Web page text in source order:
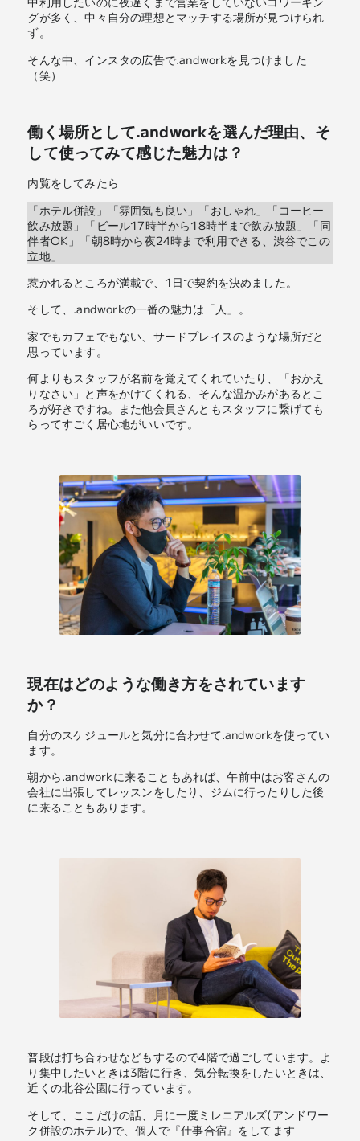
グが多く、中々自分の理想とマッチする場所が見つけられ
ず。
そんな中、インスタの広告で.andworkを見つけました
（笑）
働く場所として.andworkを選んだ理由、そ
して使ってみて感じた魅力は？
内覧をしてみたら
「ホテル併設」「雰囲気も良い」「おしゃれ」「コーヒー
飲み放題」「ビール17時半から18時半まで飲み放題」「同
伴者OK」「朝8時から夜24時まで利用できる、渋谷でこの
立地」
惹かれるところが満載で、1日で契約を決めました。
そして、.andworkの一番の魅力は「人」。
家でもカフェでもない、サードプレイスのような場所だと
思っています。
何よりもスタッフが名前を覚えてくれていたり、「おかえ
りなさい」と声をかけてくれる、そんな温かみがあるとこ
ろが好きですね。また他会員さんともスタッフに繋げても
らってすごく居心地がいいです。
現在はどのような働き方をされています
か？
自分のスケジュールと気分に合わせて.andworkを使ってい
ます。
朝から.andworkに来ることもあれば、午前中はお客さんの
会社に出張してレッスンをしたり、ジムに行ったりした後
に来ることもあります。
普段は打ち合わせなどもするので4階で過ごしています。よ
り集中したいときは3階に行き、気分転換をしたいときは、
近くの北谷公園に行っています。
そして、ここだけの話、月に一度ミレニアルズ(アンドワー
ク併設のホテル)で、個人で『仕事合宿』をしてます